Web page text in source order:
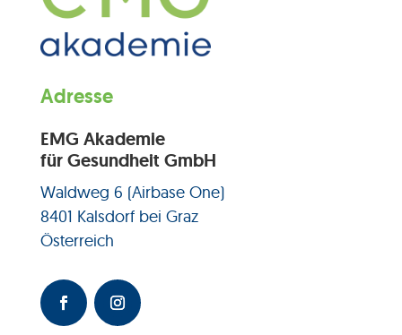
Adresse
EMG Akademie
für Gesundheit GmbH
Waldweg 6 (Airbase One)
8401 Kalsdorf bei Graz
Österreich